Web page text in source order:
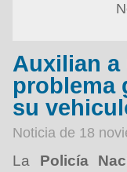
Auxilian
problema
su
Noticia de 18
La Policía